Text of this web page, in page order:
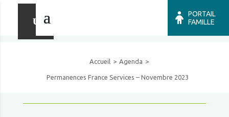
PORTAIL
FAMILLE
Accueil Agenda
Permanences France Services – Novembre 2023